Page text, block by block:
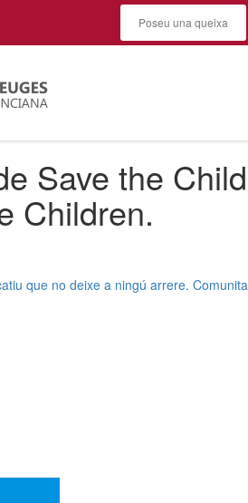
Poseu una queixa
Save the
Children.
que no deixe a ningú arrere.